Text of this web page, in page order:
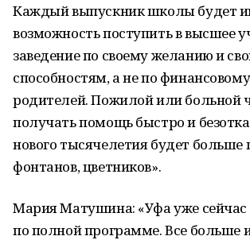
Каждый выпускник школы будет
возможность поступить в высшее
заведение по своему желанию и
способностям, а не по
родителей. Пожилой или больной
получать помощь быстро и
нового тысячелетия будет больше
фонтанов, цветников».
Мария Матушина: «Уфа уже сейчас
по полной программе. Все больше